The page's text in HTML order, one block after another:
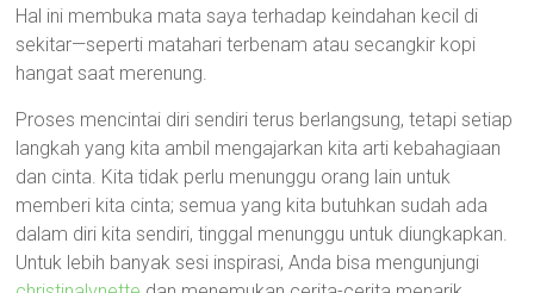
Hal ini membuka mata saya terhadap keindahan kecil di
sekitar—seperti matahari terbenam atau secangkir kopi
hangat saat merenung.
Proses mencintai diri sendiri terus berlangsung, tetapi setiap
langkah yang kita ambil mengajarkan kita arti kebahagiaan
dan cinta. Kita tidak perlu menunggu orang lain untuk
memberi kita cinta; semua yang kita butuhkan sudah ada
dalam diri kita sendiri, tinggal menunggu untuk diungkapkan.
Untuk lebih banyak sesi inspirasi, Anda bisa mengunjungi